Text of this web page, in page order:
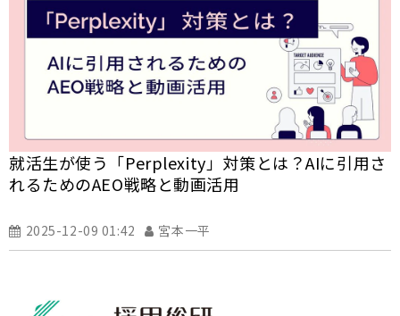
就活生が使う「Perplexity」対策とは？AIに引用さ
れるためのAEO戦略と動画活用
2025-12-09 01:42 宮本一平